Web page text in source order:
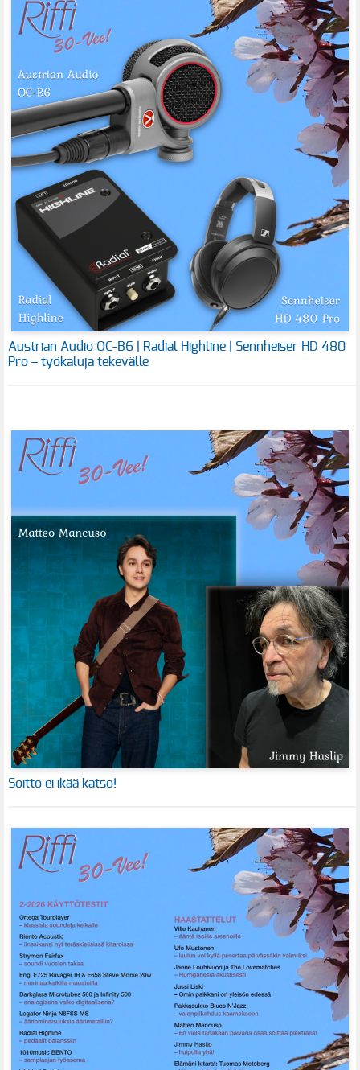
Austrian Audio OC-B6 | Radial Highline | Sennheiser HD 480
Pro – työkaluja tekevälle
Soitto ei ikää katso!